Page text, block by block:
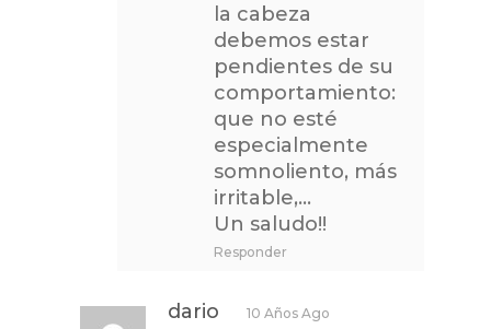
la cabeza
debemos estar
pendientes de su
comportamiento:
que no esté
especialmente
somnoliento, más
irritable,…
Un saludo!!
Responder
dario 10 Años Ago